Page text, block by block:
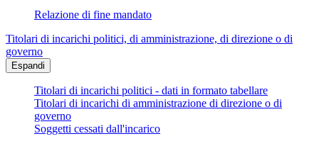
Relazione di fine mandato
Titolari di incarichi politici, di amministrazione, di direzione o di
governo
Espandi
Titolari di incarichi politici - dati in formato tabellare
Titolari di incarichi di amministrazione di direzione o di
governo
Soggetti cessati dall'incarico